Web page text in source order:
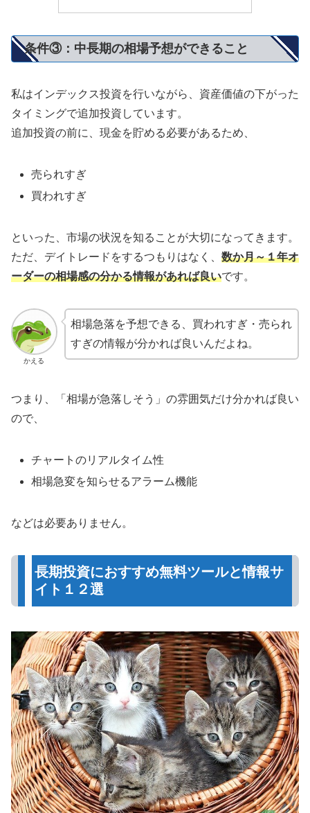
条件③：中長期の相場予想ができること
私はインデックス投資を行いながら、資産価値の下がった
タイミングで追加投資しています。
追加投資の前に、現金を貯める必要があるため、
売られすぎ
買われすぎ
といった、市場の状況を知ることが大切になってきます。
ただ、デイトレードをするつもりはなく、 数か月～１年オ
ーダーの相場感の分かる情報があれば良いです。
かえる
相場急落を予想できる、買われすぎ・売られ
すぎの情報が分かれば良いんだよね。
つまり、「相場が急落しそう」の雰囲気だけ分かれば良い
ので、
チャートのリアルタイム性
相場急変を知らせるアラーム機能
などは必要ありません。
長期投資におすすめ無料ツールと情報サ
イト１２選